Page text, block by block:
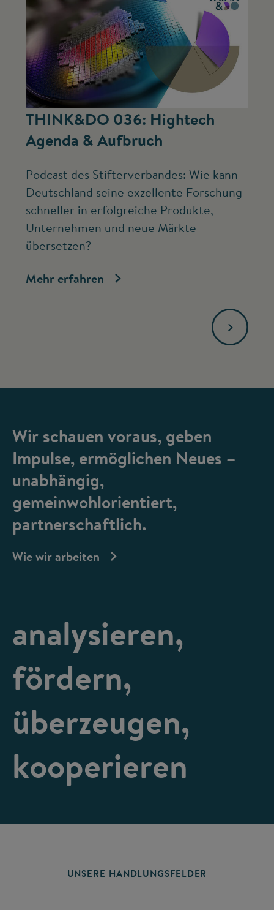
THINK&DO 036: Hightech
Agenda & Aufbruch
Podcast des Stifterverbandes: Wie kann
Deutschland seine exzellente Forschung
schneller in erfolgreiche Produkte,
Unternehmen und neue Märkte
übersetzen?
Mehr erfahren
Wir schauen voraus, geben
Impulse, ermöglichen Neues –
unabhängig,
gemeinwohlorientiert,
partnerschaftlich.
Wie wir arbeiten
analysieren,
fördern,
überzeugen,
kooperieren
UNSERE HANDLUNGSFELDER